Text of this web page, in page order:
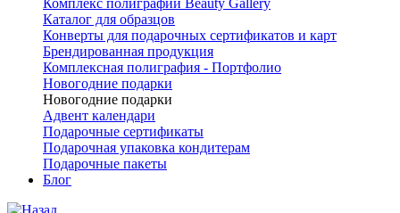
Комплекс полиграфии Beauty Gallery
Каталог для образцов
Конверты для подарочных сертификатов и карт
Брендированная продукция
Комплексная полиграфия - Портфолио
Новогодние подарки
Новогодние подарки
Адвент календари
Подарочные сертификаты
Подарочная упаковка кондитерам
Подарочные пакеты
Блог